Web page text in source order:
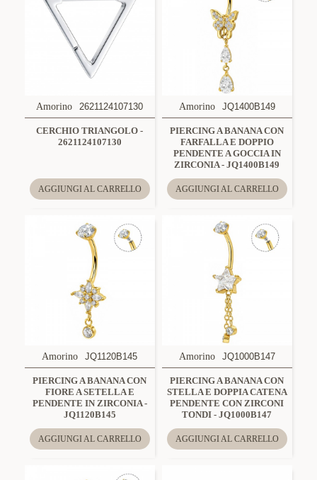
Amorino 2621124107130
CERCHIO TRIANGOLO -
2621124107130
AGGIUNGI AL CARRELLO
Amorino JQ1400B149
PIERCING A BANANA CON
FARFALLA E DOPPIO
PENDENTE A GOCCIA IN
ZIRCONIA - JQ1400B149
AGGIUNGI AL CARRELLO
Amorino JQ1120B145
PIERCING A BANANA CON
FIORE A SETELLA E
PENDENTE IN ZIRCONIA -
JQ1120B145
AGGIUNGI AL CARRELLO
Amorino JQ1000B147
PIERCING A BANANA CON
STELLA E DOPPIA CATENA
PENDENTE CON ZIRCONI
TONDI - JQ1000B147
AGGIUNGI AL CARRELLO